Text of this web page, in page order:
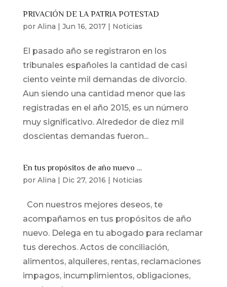
PRIVACIÓN DE LA PATRIA POTESTAD
por Alina | Jun 16, 2017| Noticias
El pasado año se registraron en los
tribunales españoles la cantidad de casi
ciento veinte mil demandas de divorcio.
Aun siendo una cantidad menor que las
registradas en el año 2015, es un número
muy significativo. Alrededor de diez mil
doscientas demandas fueron...
En tus propósitos de año nuevo …
por Alina | Dic 27, 2016 | Noticias
Con nuestros mejores deseos, te
acompañamos en tus propósitos de año
nuevo. Delega en tu abogado para reclamar
tus derechos. Actos de conciliación,
alimentos, alquileres, rentas, reclamaciones
impagos, incumplimientos, obligaciones,